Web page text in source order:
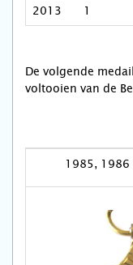
2013 1
De volgende
voltooien van de
1985, 1986